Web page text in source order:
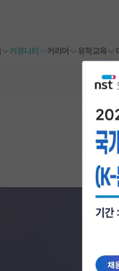
커뮤니티 커리어 유학교육